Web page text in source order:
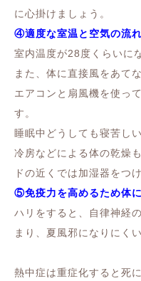
に心掛けましょう。
④適度な室温と空気の流
室内温度が28度くらいに
また、体に直接風をあて
エアコンと扇風機を使っ
す。
睡眠中どうしても寝苦し
冷房などによる体の乾燥
ドの近くでは加湿器をつ
⑤免疫力を高めるため体に
ハリをすると、自律神経
まり、夏風邪になりにく
熱中症は重症化すると死